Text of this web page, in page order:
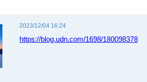
2023/12/04 16:24
https://blog.udn.com/1698/180098378